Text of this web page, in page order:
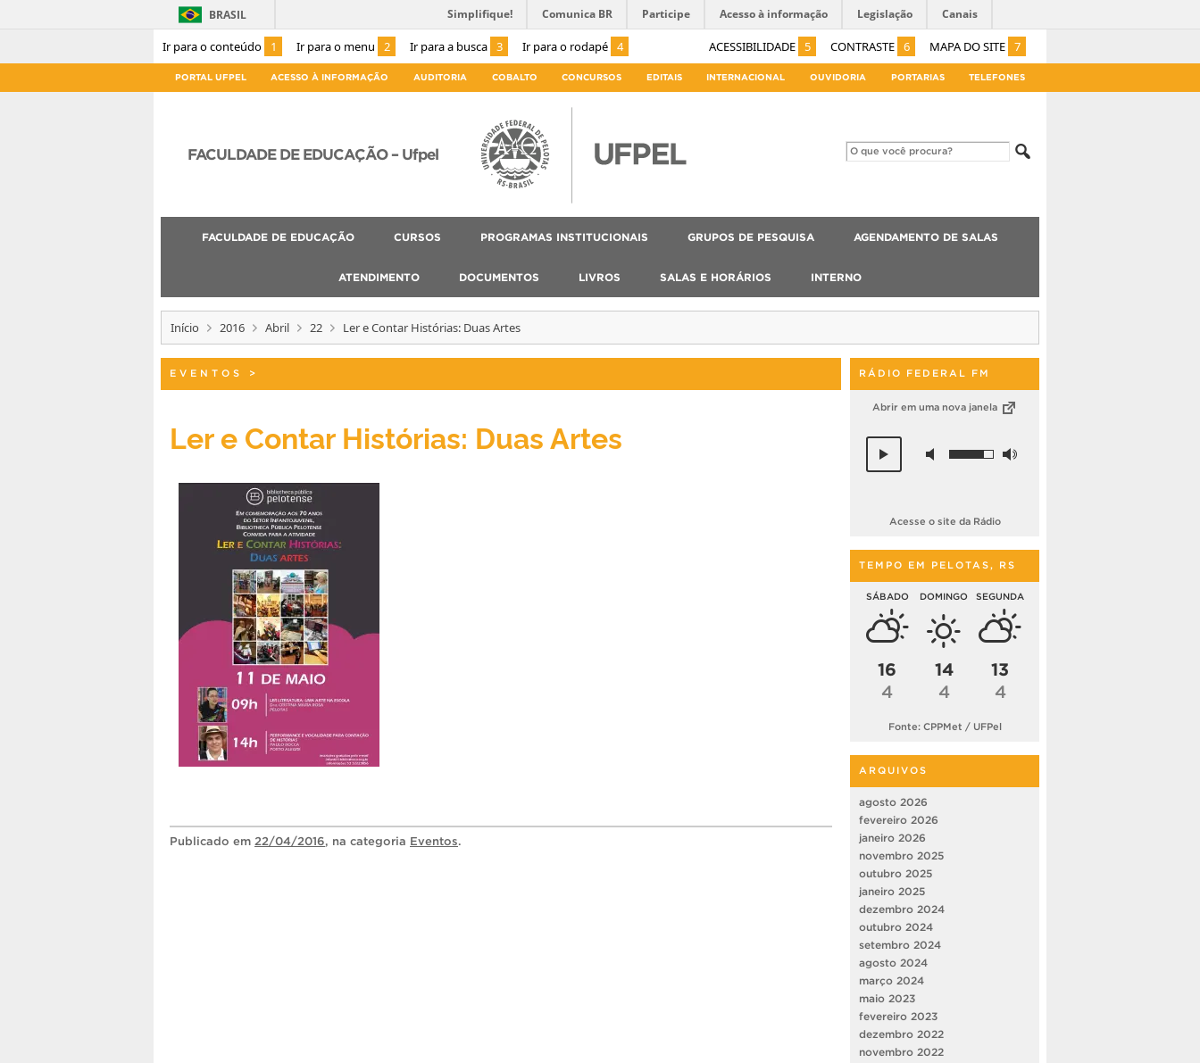
Ir para o conteúdo 1 Ir para o menu 2 Ir para a busca 3 Ir para o rodapé 4 ACESSIBILIDADE 5 CONTRASTE 6 MAPA DO SITE 7
BRASIL Simplifique! Comunica BR Participe Acesso à informação Legislação Canais
PORTAL UFPEL ACESSO À INFORMAÇÃO AUDITORIA COBALTO CONCURSOS EDITAIS INTERNACIONAL OUVIDORIA PORTARIAS TELEFONES
FACULDADE DE EDUCAÇÃO – Ufpel
FACULDADE DE EDUCAÇÃO CURSOS PROGRAMAS INSTITUCIONAIS GRUPOS DE PESQUISA AGENDAMENTO DE SALAS
ATENDIMENTO DOCUMENTOS LIVROS SALAS E HORÁRIOS INTERNO
Início 2016 Abril 22 Ler e Contar Histórias: Duas Artes
EVENTOS >
Ler e Contar Histórias: Duas Artes
Publicado em 22/04/2016, na categoria Eventos.
RÁDIO FEDERAL FM
Abrir em uma nova janela
Acesse o site da Rádio
TEMPO EM PELOTAS, RS
SÁBADO
16
4
DOMINGO
14
4
SEGUNDA
13
4
Fonte: CPPMet / UFPel
ARQUIVOS
agosto 2026
fevereiro 2026
janeiro 2026
novembro 2025
outubro 2025
janeiro 2025
dezembro 2024
outubro 2024
setembro 2024
agosto 2024
março 2024
maio 2023
fevereiro 2023
dezembro 2022
novembro 2022